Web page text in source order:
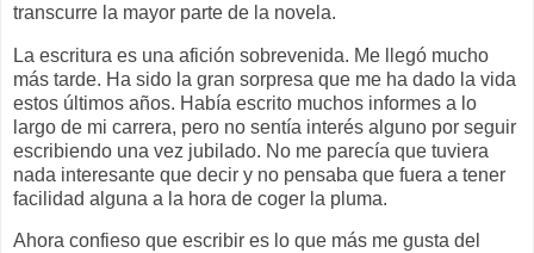
transcurre la mayor parte de la novela.
La escritura es una afición sobrevenida. Me llegó mucho
más tarde. Ha sido la gran sorpresa que me ha dado la vida
estos últimos años. Había escrito muchos informes a lo
largo de mi carrera, pero no sentía interés alguno por seguir
escribiendo una vez jubilado. No me parecía que tuviera
nada interesante que decir y no pensaba que fuera a tener
facilidad alguna a la hora de coger la pluma.
Ahora confieso que escribir es lo que más me gusta del